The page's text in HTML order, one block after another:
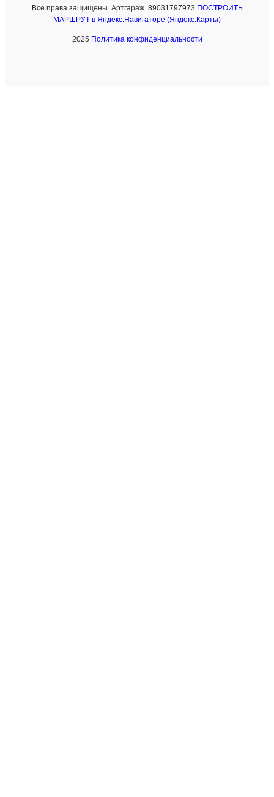
Все права защищены. Артгараж. 89031797973 ПОСТРОИТЬ
МАРШРУТ в Яндекс.Навигаторе (Яндекс.Карты)
2025 Политика конфиденциальности